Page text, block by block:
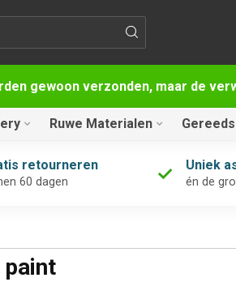
gewoon verzonden, maar de
Ruwe Materialen
retourneren
60 dagen
Uniek
én de